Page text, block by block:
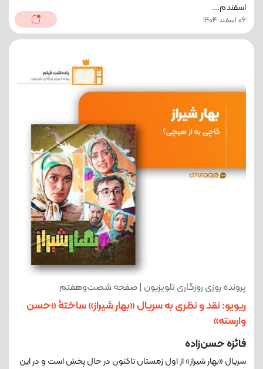
اسفند‌م...
06 اسفند 1404
پرونده روزی روزگاری تلویزیون | صفحه شصت‌‌وهفتم
ریویو: نقد و نظری به سریال «بهار شیراز» ساختۀ «حسن
وارسته»
فائزه حسن‌زاده
سریال «بهار شیراز» از اول زمستان تاکنون در حال پخش است و در این